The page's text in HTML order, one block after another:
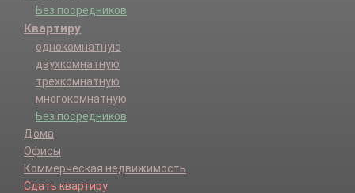
Без посредников
Квартиру
однокомнатную
двухкомнатную
трехкомнатную
многокомнатную
Без посредников
Дома
Офисы
Коммерческая недвижимость
Сдать квартиру